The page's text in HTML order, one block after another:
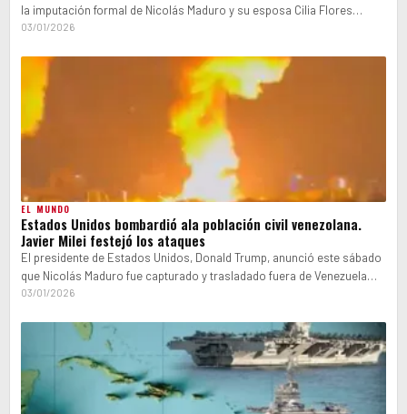
la imputación formal de Nicolás Maduro y su esposa Cilia Flores…
03/01/2026
EL MUNDO
Estados Unidos bombardió ala población civil venezolana.
Javier Milei festejó los ataques
El presidente de Estados Unidos, Donald Trump, anunció este sábado
que Nicolás Maduro fue capturado y trasladado fuera de Venezuela
tras una…
03/01/2026